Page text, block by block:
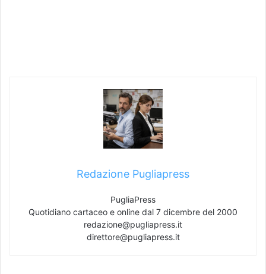
Redazione Pugliapress
PugliaPress
Quotidiano cartaceo e online dal 7 dicembre del 2000
redazione@pugliapress.it
direttore@pugliapress.it